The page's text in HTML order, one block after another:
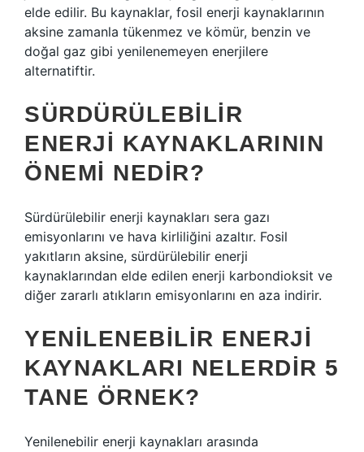
elde edilir. Bu kaynaklar, fosil enerji kaynaklarının
aksine zamanla tükenmez ve kömür, benzin ve
doğal gaz gibi yenilenemeyen enerjilere
alternatiftir.
SÜRDÜRÜLEBILIR
ENERJI KAYNAKLARININ
ÖNEMI NEDIR?
Sürdürülebilir enerji kaynakları sera gazı
emisyonlarını ve hava kirliliğini azaltır. Fosil
yakıtların aksine, sürdürülebilir enerji
kaynaklarından elde edilen enerji karbondioksit ve
diğer zararlı atıkların emisyonlarını en aza indirir.
YENILENEBILIR ENERJI
KAYNAKLARI NELERDIR 5
TANE ÖRNEK?
Yenilenebilir enerji kaynakları arasında